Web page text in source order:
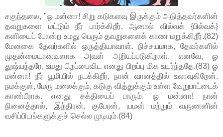
சகுந்தலை, "ஓ மன்னா! சிறு கடுகளவு இருக்கும் அடுத்தவர்களின்
தவறுகளை மட்டும் நீர் பார்க்கிறீர். ஆனால் வில்வக் {பில்வக்}
கனியைப் போன்ற உமது பெரும் தவறுகளைக் காண மறுக்கிறீர்.(82)
மேனகை தேவர்களில் ஒருத்தியாவாள். நிச்சயமாக, தேவர்களில்
முதன்மையானவளாக அவள் அறியப்படுகிறாள். எனவே, ஓ
துஷ்யந்தரே, உமது பிறப்பைவிட எனது பிறப்பு மிக உயர்ந்ததே.(83) ஓ
மன்னா! நீர் பூமியில் நடக்கிறீர், நான் வானத்தில் உலாவுகிறேன்.
நமக்குள், மேரு மலைக்கும், கடுகு வித்துக்கும் உள்ள வேறுபாட்டைக்
காண்பீராக. எனது சக்தியைப் பாரும். ஓ மன்னா! நான்
நினைத்தால், இந்திரன், குபேரன், யமன் மற்றும் வருணனின்
வசிப்பிடங்களுக்குச் செல்ல முடியும்.(84)